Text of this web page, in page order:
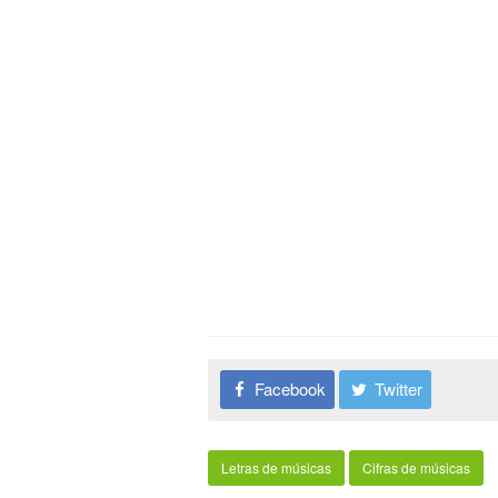
Facebook Twitter
Letras de músicas Cifras de músicas